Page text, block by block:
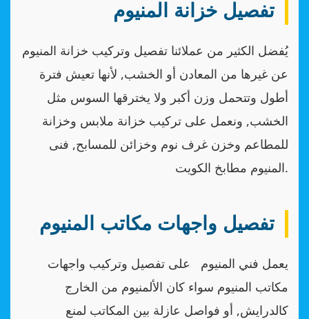
تفصيل خزانة المنيوم
يُفضل الكثير من عملائنا تفصيل وتركيب خزانة المنيوم
عن غيرها من المعادن أو الخشب, لأنها تعيش فترة
أطول وتتحمل وزن أكبر ولا يخترقها السوس مثل
الخشب, ونعمل على تركيب خزانة ملابس وخزانة
للمطاعم وخزن غرف نوم وخزائن للمسابح, فنى
المنيوم مطابخ الكويت.
تفصيل واجهات مكاتب المنيوم
يعمل فني المنيوم على تفصيل وتركيب واجهات
مكاتب المنيوم سواء كان الألمنيوم من الخارج
كالدرايش, أو فواصل عازلة بين المكاتب لمنع